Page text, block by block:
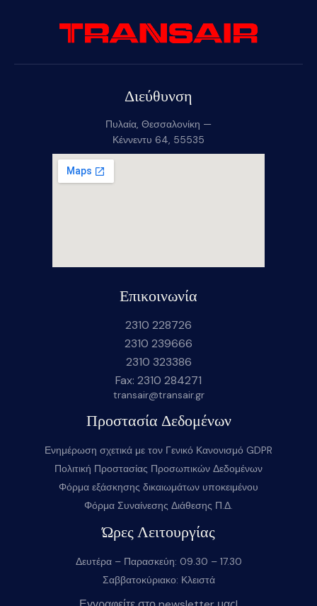
Διεύθυνση
Πυλαία, Θεσσαλονίκη —
Κέννεντυ 64, 55535
Επικοινωνία
2310 228726
2310 239666
2310 323386
Fax: 2310 284271
transair@transair.gr
Προστασία Δεδομένων
Ενημέρωση σχετικά με τον Γενικό Κανονισμό GDPR
Πολιτική Προστασίας Προσωπικών Δεδομένων
Φόρμα εξάσκησης δικαιωμάτων υποκειμένου
Φόρμα Συναίνεσης Διάθεσης Π.Δ.
Ώρες Λειτουργίας
Δευτέρα – Παρασκεύη: 09.30 – 17.30
Σαββατοκύριακο: Κλειστά